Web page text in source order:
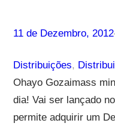
11 de Dezembro, 2012
Distribuições,
Ohayo Gozaimass
dia! Vai ser lançado
permite adquirir um